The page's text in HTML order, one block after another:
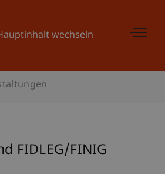
wechseln
FIDLEG/FINIG